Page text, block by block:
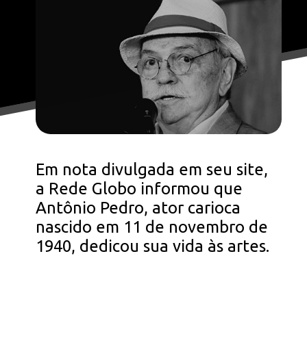
Em nota divulgada em seu site,
a Rede Globo informou que
Antônio Pedro, ator carioca
nascido em 11 de novembro de
1940, dedicou sua vida às artes.